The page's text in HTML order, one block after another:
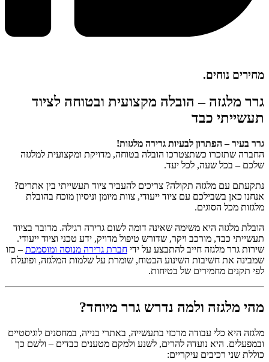
מחירים נוחים.
גרר מלגזה – הובלה מקצועית ובטוחה לציוד
תעשייתי כבד
גרר בעיר – הפתרון לבעיות גרירה מלגזות!
החברה שתזכרו כשתצטרכו הובלה בטוחה, מדויקת ומקצועית למלגזה
שלכם – בכל שעה, לכל יעד.
נתקעתם עם מלגזה תקולה? צריכים להעביר ציוד תעשייתי בין אתרים?
אנחנו כאן בשבילכם עם ציוד ייעודי, צוות מיומן וניסיון מוכח בהובלת
מלגזות מכל הסוגים.
הובלת מלגזה היא משימה שאינה דומה לשום גרירה רגילה. מדובר בציוד
תעשייתי כבד, מורכב ויקר, שדורש טיפול מדויק, ידע טכני וציוד ייעודי.
שירות גרר מלגזה חייב להתבצע על ידי חברת גרירה מנוסה ומוסמכת – כזו
שמבינה את חשיבות השינוע הבטוח, שומרת על שלמות המלגזה, ופועלת
לפי תקנים מחמירים של בטיחות.
מהי מלגזה ולמה נדרש גרר מיוחד?
מלגזה היא כלי עבודה מרכזי בתעשייה, באתרי בנייה, במחסנים לוגיסטיים
ובמפעלים. היא נועדה להרים, לשנע ולמקם מטענים כבדים – ולשם כך
כוללת שני רכיבים עיקריים: